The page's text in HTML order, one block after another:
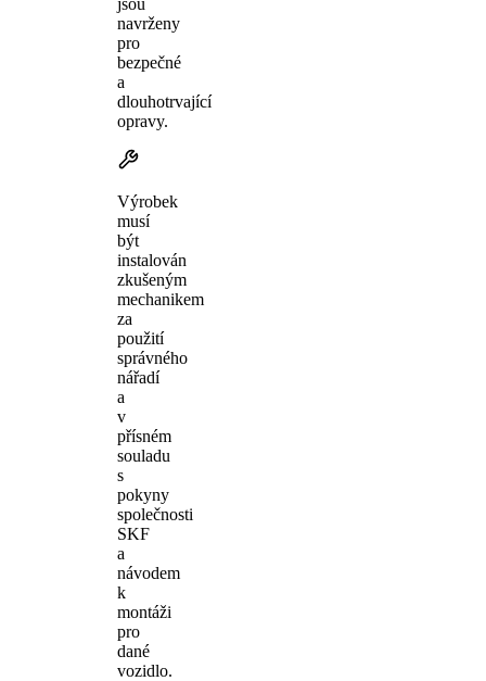
navrženy
pro
bezpečné
a
dlouhotrvající
opravy.
Výrobek
musí
být
instalován
zkušeným
mechanikem
za
použití
správného
nářadí
a
v
přísném
souladu
s
pokyny
společnosti
SKF
a
návodem
k
montáži
pro
dané
vozidlo.